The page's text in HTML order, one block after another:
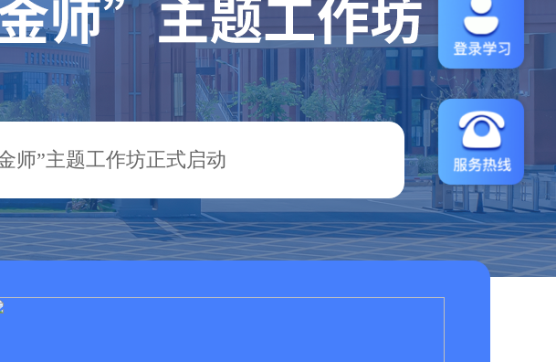
师”主题工作坊正式启动